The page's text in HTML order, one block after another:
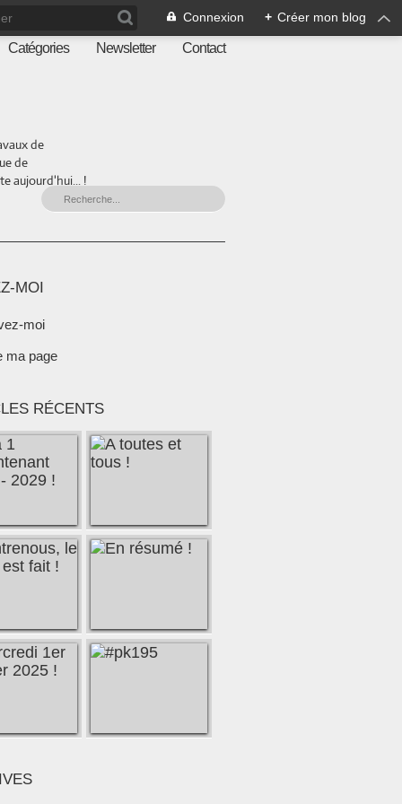
Connexion + Créer mon blog
Catégories Newsletter Contact
de
de
aujourd'hui... !
MOI
moi
ma page
RÉCENTS